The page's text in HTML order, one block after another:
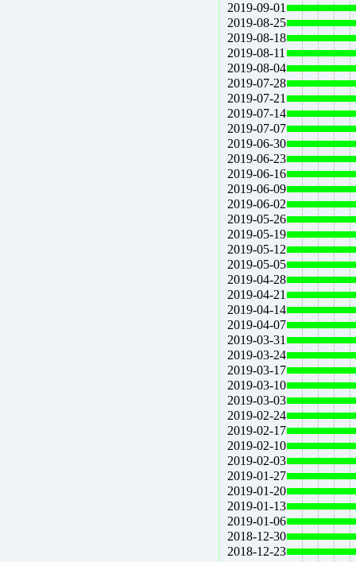
2019-09-01
2019-08-25
2019-08-18
2019-08-11
2019-08-04
2019-07-28
2019-07-21
2019-07-14
2019-07-07
2019-06-30
2019-06-23
2019-06-16
2019-06-09
2019-06-02
2019-05-26
2019-05-19
2019-05-12
2019-05-05
2019-04-28
2019-04-21
2019-04-14
2019-04-07
2019-03-31
2019-03-24
2019-03-17
2019-03-10
2019-03-03
2019-02-24
2019-02-17
2019-02-10
2019-02-03
2019-01-27
2019-01-20
2019-01-13
2019-01-06
2018-12-30
2018-12-23